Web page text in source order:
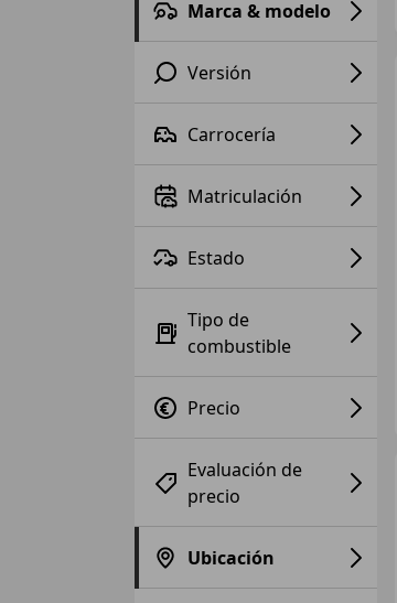
Marca & modelo
Versión
Carrocería
Matriculación
Estado
Tipo de
combustible
Precio
Evaluación de
precio
Ubicación